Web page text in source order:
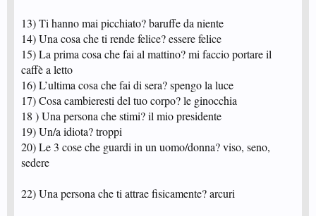
13) Ti hanno mai picchiato? baruffe da niente
14) Una cosa che ti rende felice? essere felice
15) La prima cosa che fai al mattino? mi faccio portare il
caffè a letto
16) L’ultima cosa che fai di sera? spengo la luce
17) Cosa cambieresti del tuo corpo? le ginocchia
18 ) Una persona che stimi? il mio presidente
19) Un/a idiota? troppi
20) Le 3 cose che guardi in un uomo/donna? viso, seno,
sedere
22) Una persona che ti attrae fisicamente? arcuri